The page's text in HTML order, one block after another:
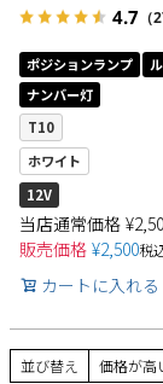
4.7 （
ポジションランプ
ナンバー灯
T10
ホワイト
12V
当店通常価格 ¥
販売価格 ¥2,500税
カートに入れる
並び替え 価格が高